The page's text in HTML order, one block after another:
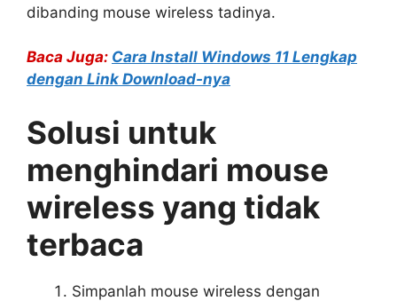
dibanding mouse wireless tadinya.
Baca Juga: Cara Install Windows 11 Lengkap
dengan Link Download-nya
Solusi untuk
menghindari mouse
wireless yang tidak
terbaca
Simpanlah mouse wireless dengan